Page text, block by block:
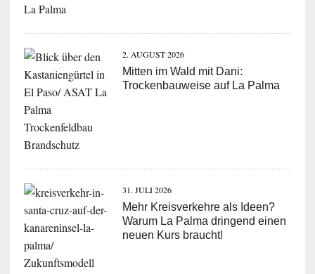
2. AUGUST 2026
Mitten im Wald mit Dani:
Trockenbauweise auf La Palma
31. JULI 2026
Mehr Kreisverkehre als Ideen?
Warum La Palma dringend einen
neuen Kurs braucht!